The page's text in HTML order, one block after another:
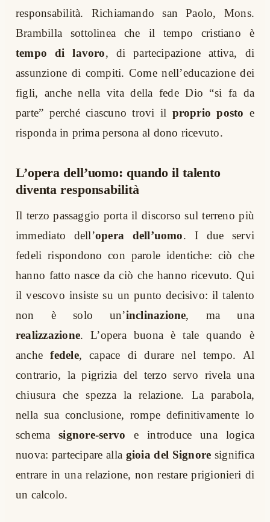
responsabilità. Richiamando san Paolo, Mons.
Brambilla sottolinea che il tempo cristiano è
tempo di lavoro, di partecipazione attiva, di
assunzione di compiti. Come nell’educazione dei
figli, anche nella vita della fede Dio “si fa da
parte” perché ciascuno trovi il proprio posto e
risponda in prima persona al dono ricevuto.
L’opera dell’uomo: quando il talento
diventa responsabilità
Il terzo passaggio porta il discorso sul terreno più
immediato dell’opera dell’uomo. I due servi
fedeli rispondono con parole identiche: ciò che
hanno fatto nasce da ciò che hanno ricevuto. Qui
il vescovo insiste su un punto decisivo: il talento
non è solo un’inclinazione, ma una
realizzazione. L’opera buona è tale quando è
anchefedele, capace di durare nel tempo. Al
contrario, la pigrizia del terzo servo rivela una
chiusura che spezza la relazione. La parabola,
nella sua conclusione, rompe definitivamente lo
schemasignore-servo e introduce una logica
nuova: partecipare alla gioia del Signore significa
entrare in una relazione, non restare prigionieri di
un calcolo.